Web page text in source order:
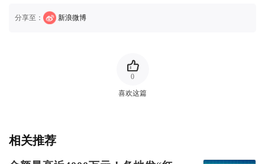
分享至： 新浪微博
喜欢这篇
0
相关推荐